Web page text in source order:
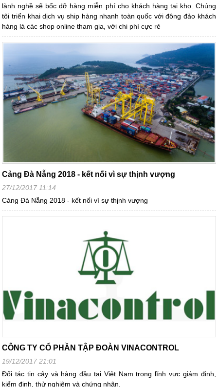
lành nghề sẽ bốc dỡ hàng miễn phí cho khách hàng tại kho. Chúng
tôi triển khai dịch vụ ship hàng nhanh toàn quốc với đông đảo khách
hàng là các shop online tham gia, với chi phí cực rẻ
Cảng Đà Nẵng 2018 - kết nối vì sự thịnh vượng
27/12/2017 11:14
Cảng Đà Nẵng 2018 - kết nối vì sự thịnh vượng
CÔNG TY CỔ PHẦN TẬP ĐOÀN VINACONTROL
19/12/2017 21:01
Đối tác tin cậy và hàng đầu tại Việt Nam trong lĩnh vực giám định,
kiểm định, thử nghiệm và chứng nhận.